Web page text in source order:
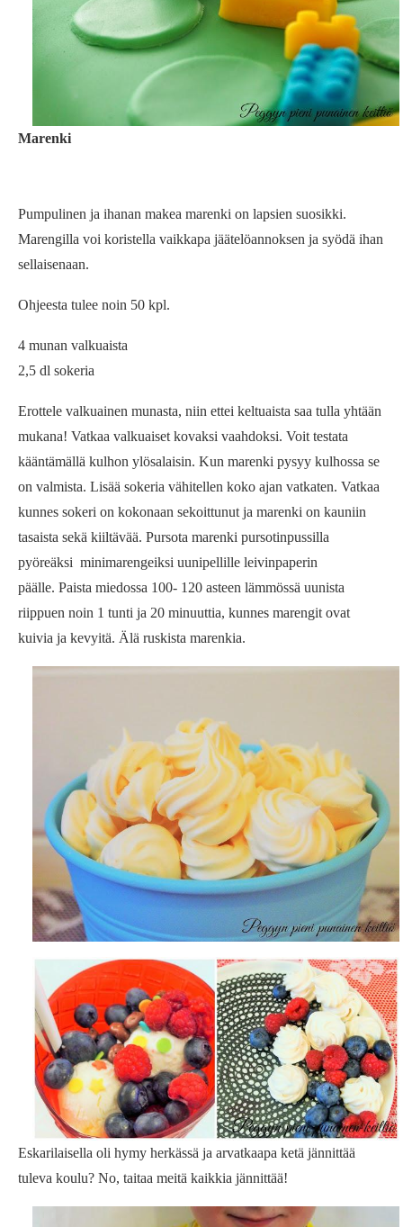
Marenki
Pumpulinen ja ihanan makea marenki on lapsien suosikki.
Marengilla voi koristella vaikkapa jäätelöannoksen ja syödä ihan
sellaisenaan.
Ohjeesta tulee noin 50 kpl.
4 munan valkuaista
2,5 dl sokeria
Erottele valkuainen munasta, niin ettei keltuaista saa tulla yhtään
mukana! Vatkaa valkuaiset kovaksi vaahdoksi. Voit testata
kääntämällä kulhon ylösalaisin. Kun marenki pysyy kulhossa se
on valmista. Lisää sokeria vähitellen koko ajan vatkaten. Vatkaa
kunnes sokeri on kokonaan sekoittunut ja marenki on kauniin
tasaista sekä kiiltävää. Pursota marenki pursotinpussilla
pyöreäksi minimarengeiksi uunipellille leivinpaperin
päälle. Paista miedossa 100- 120 asteen lämmössä uunista
riippuen noin 1 tunti ja 20 minuuttia, kunnes marengit ovat
kuivia ja kevyitä. Älä ruskista marenkia.
Eskarilaisella oli hymy herkässä ja arvatkaapa ketä jännittää
tuleva koulu? No, taitaa meitä kaikkia jännittää!